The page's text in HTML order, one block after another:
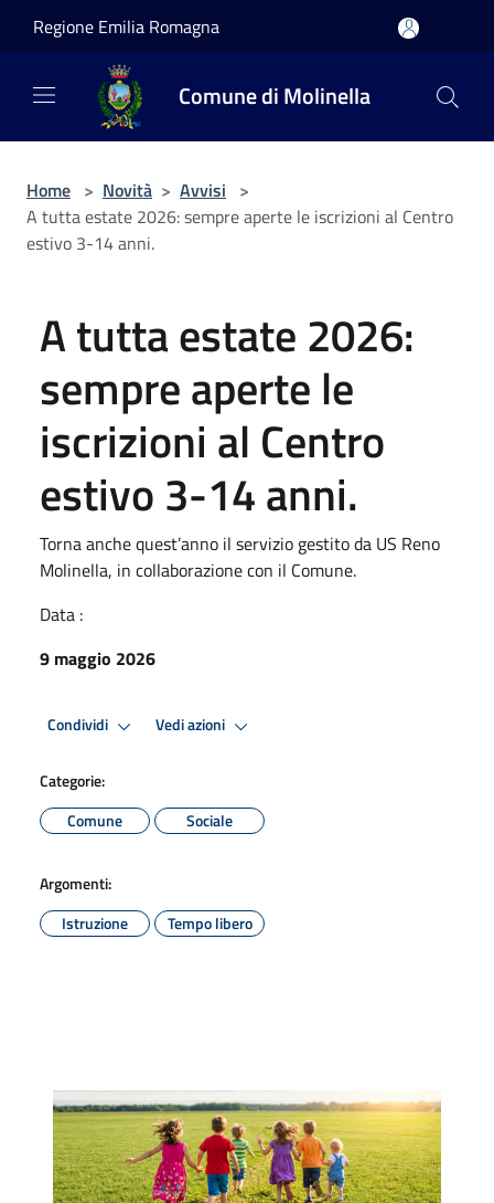
Regione Emilia Romagna
Comune di Molinella
Home > Novità > Avvisi >
A tutta estate 2026: sempre aperte le iscrizioni al Centro
estivo 3-14 anni.
A tutta estate 2026:
sempre aperte le
iscrizioni al Centro
estivo 3-14 anni.
Torna anche quest’anno il servizio gestito da US Reno
Molinella, in collaborazione con il Comune.
Data :
9 maggio 2026
Condividi Vedi azioni
Categorie:
Comune
Sociale
Argomenti:
Istruzione
Tempo libero